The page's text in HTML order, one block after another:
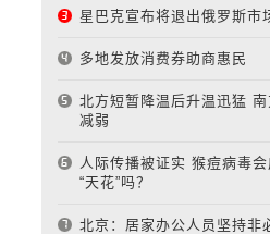
星巴克宣布将退出俄罗斯市
多地发放消费券助商惠民
北方短暂降温后升温迅猛
减弱
人际传播被证实 猴痘病毒
“天花”吗？
北京：居家办公人员坚持非